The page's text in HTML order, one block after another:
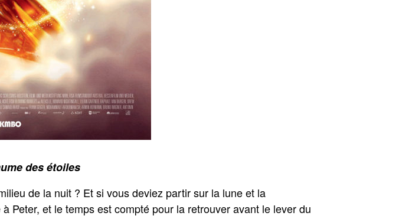
des étoiles
de la nuit ? Et si vous deviez partir sur la lune et la
Peter, et le temps est compté pour la retrouver avant le lever du